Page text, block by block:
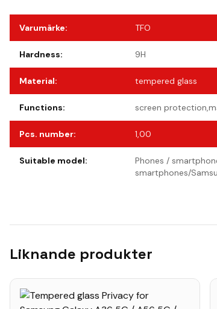
Varumärke: TFO
Hardness: 9H
Material: tempered glass
Functions: screen
Pcs. number: 1,00
Suitable model:
Phones /
smartphones/
Liknande produkter